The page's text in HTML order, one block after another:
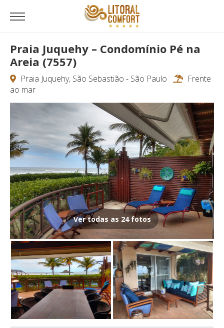
Praia Juquehy – Condomínio Pé na
Areia (7557)
Praia Juquehy, São Sebastião - São Paulo
Frente
ao mar
Ver todas as 24 fotos